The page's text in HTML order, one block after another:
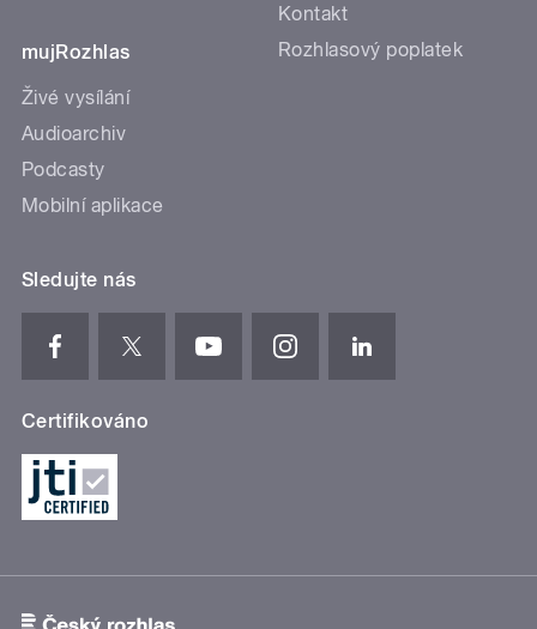
mujRozhlas
Živé vysílání
Audioarchiv
Podcasty
Mobilní aplikace
Kontakt
Rozhlasový poplatek
Sledujte nás
Certifikováno